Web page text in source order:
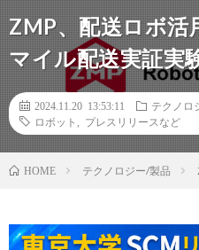
ZMP、配送ロボ活
マイル配送実証実
2024.11.20 13:53:11
テクノロ
ロボット
プレスリリースなど
HOME テクノロジー/製品